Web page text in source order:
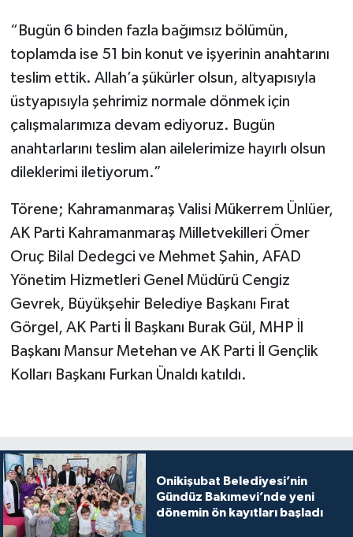
“Bugün 6 binden fazla bağımsız bölümün,
toplamda ise 51 bin konut ve işyerinin anahtarını
teslim ettik. Allah’a şükürler olsun, altyapısıyla
üstyapısıyla şehrimiz normale dönmek için
çalışmalarımıza devam ediyoruz. Bugün
anahtarlarını teslim alan ailelerimize hayırlı olsun
dileklerimi iletiyorum.”
Törene; Kahramanmaraş Valisi Mükerrem Ünlüer,
AK Parti Kahramanmaraş Milletvekilleri Ömer
Oruç Bilal Dedegci ve Mehmet Şahin, AFAD
Yönetim Hizmetleri Genel Müdürü Cengiz
Gevrek, Büyükşehir Belediye Başkanı Fırat
Görgel, AK Parti İl Başkanı Burak Gül, MHP İl
Başkanı Mansur Metehan ve AK Parti İl Gençlik
Kolları Başkanı Furkan Ünaldı katıldı.
Onikişubat Belediyesi’nin
Gündüz Bakımevi’nde yeni
dönemin ön kayıtları başladı